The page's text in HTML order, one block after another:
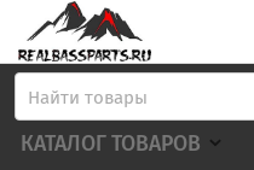
КАТАЛОГ ТОВАРОВ